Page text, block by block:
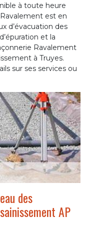
à toute heure
est en
d’évacuation des
et la
Ravalement
à Truyes.
sur ses services ou
des
AP